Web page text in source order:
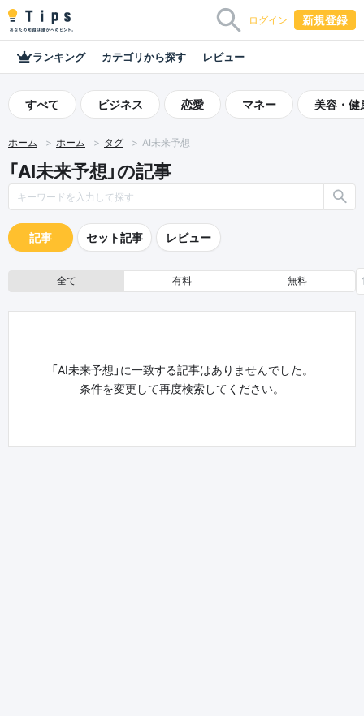
ログイン 新規登録
ランキング カテゴリから探す レビュー
すべて ビジネス 恋愛 マネー 美容・健
ホーム ホーム タグ AI未来予想
「AI未来予想」の記事
記事 セット記事 レビュー
全て 有料 無料
「AI未来予想」に一致する記事はありませんでした。
条件を変更して再度検索してください。